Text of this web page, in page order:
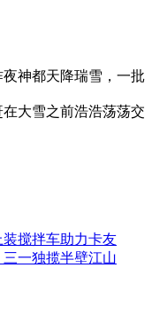
神都天降瑞雪，一批
大雪之前浩浩荡荡交
搅拌车助力卡友
一独揽半壁江山